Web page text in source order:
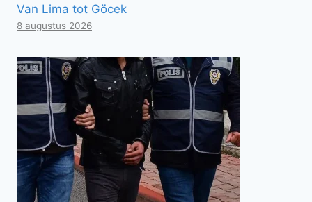
Van Lima tot Göcek
8 augustus 2026